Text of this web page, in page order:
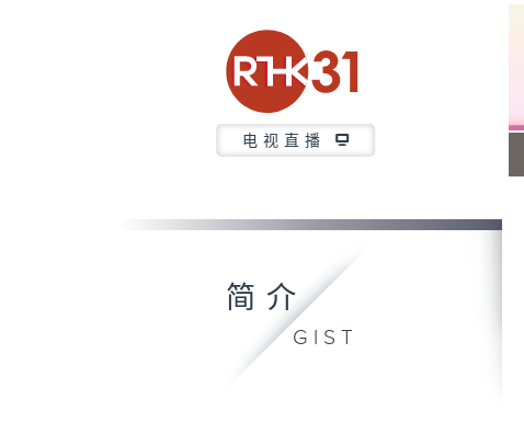
电视直播
简介
GIST